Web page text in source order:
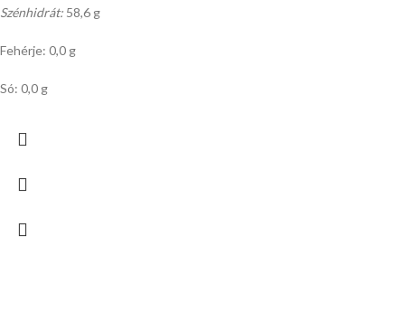
Szénhidrát: 58,6 g
Fehérje: 0,0 g
Só: 0,0 g